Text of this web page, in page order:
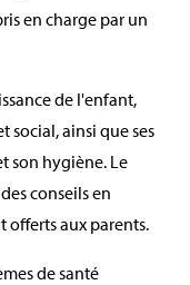
en charge par un
de l'enfant,
ainsi que ses
son hygiène. Le
conseils en
offerts aux parents.
de santé